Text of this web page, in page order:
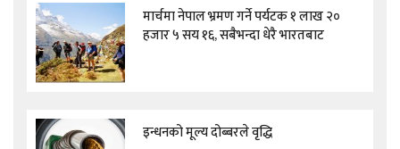
मार्चमा नेपाल भ्रमण गर्ने पर्यटक १ लाख २०
हजार ५ सय १६, सबैभन्दा धेरै भारतबाट
इन्धनको मूल्य दोब्बरले वृद्धि